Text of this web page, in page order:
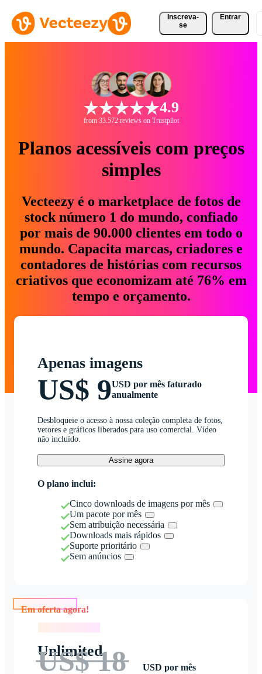
Inscreva-
se
Entrar
4.9
from 33.572 reviews on Trustpilot
Planos acessíveis com preços
simples
Vecteezy é o marketplace de fotos de
stock número 1 do mundo, confiado
por mais de 90.000 clientes em todo o
mundo. Capacita marcas, criadores e
contadores de histórias com recursos
criativos que economizam até 76% em
tempo e orçamento.
Apenas imagens
US$ 9USD por mês faturado
anualmente
Desbloqueie o acesso à nossa coleção completa de fotos,
vetores e gráficos liberados para uso comercial. Vídeo
não incluído.
Assine agora
O plano inclui:
Cinco downloads de imagens por mês
Um pacote por mês
Sem atribuição necessária
Downloads mais rápidos
Suporte prioritário
Sem anúncios
Unlimited
US$ 18
USD por mês